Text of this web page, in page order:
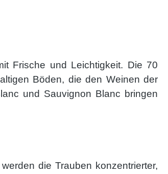
Frische und Leichtigkeit. Die 70
Böden, die den Weinen der
und Sauvignon Blanc bringen
die Trauben konzentrierter,